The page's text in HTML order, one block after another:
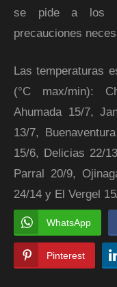
se pide a los
precauciones
Las temperaturas
(°C max/min):
Ahumada 15/7,
13/7,
15/6, Delicias 22/
Parral 20/9,
24/14 y El Vergel
WhatsApp
Pinterest